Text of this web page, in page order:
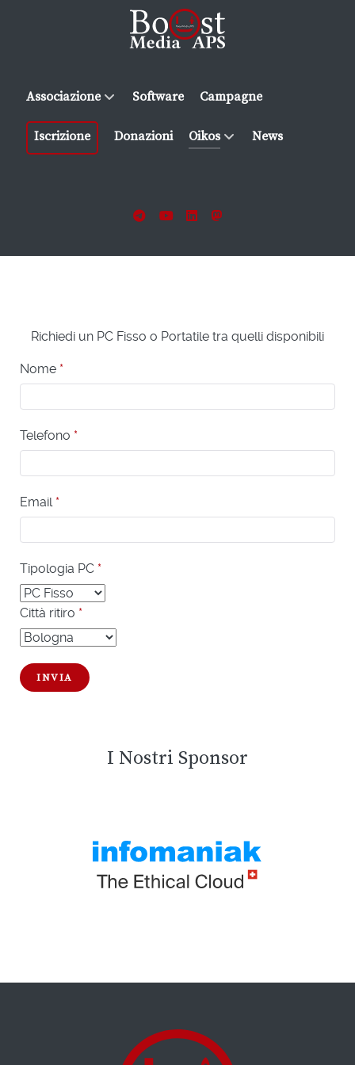
Associazione Software Campagne
Iscrizione Donazioni Oikos News
Richiedi un PC Fisso o Portatile tra quelli disponibili
Nome *
Telefono *
Email *
Tipologia PC *
Città ritiro *
INVIA
I Nostri Sponsor